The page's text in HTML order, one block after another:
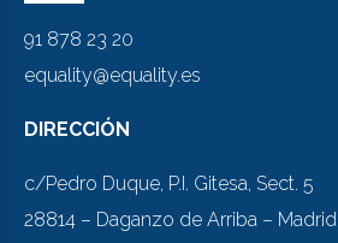
91 878 23 20
equality@equality.es
DIRECCIÓN
c/Pedro Duque, P.I. Gitesa, Sect. 5
28814 – Daganzo de Arriba – Madrid